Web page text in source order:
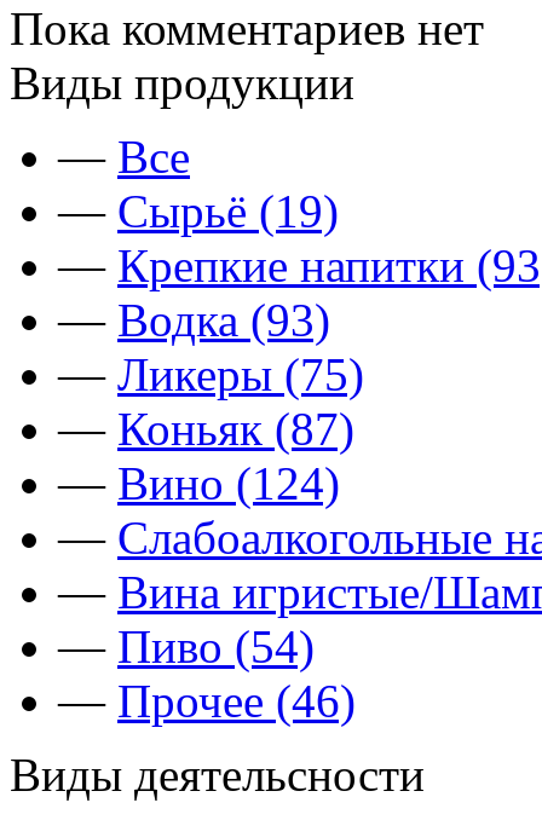
Пока комментариев нет
Виды продукции
— Все
— Сырьё (19)
— Крепкие напитки
— Водка (93)
— Ликеры (75)
— Коньяк (87)
— Вино (124)
— Слабоалкогольные
— Вина игристые/
— Пиво (54)
— Прочее (46)
Виды деятельсности